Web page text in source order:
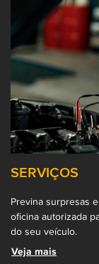
SERVIÇOS
Previna surpresas
oficina autorizada
do seu veículo.
Veja mais